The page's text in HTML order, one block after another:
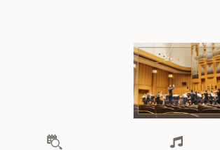
海の向こうの音楽家 Aからの眺望
過去の特集